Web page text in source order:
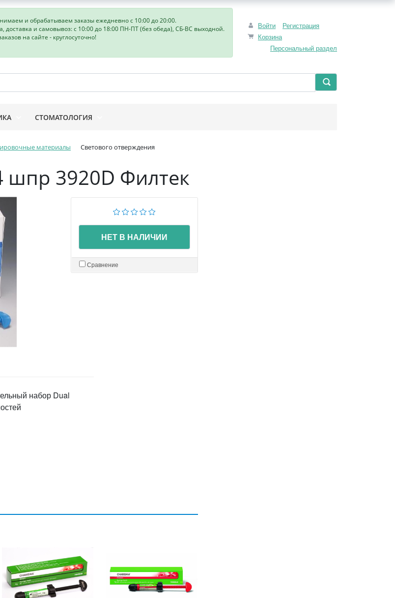
Войти
Регистрация
Корзина
Персональный раздел
и обрабатываем заказы ежедневно с 10:00 до 20:00.
доставка и самовывоз: с 10:00 до 18:00 ПН-ПТ (без обеда), СБ-ВС выходной.
на сайте - круглосуточно!
СТОМАТОЛОГИЯ
материалы Светового отверждения
шпр 3920D Филтек
НЕТ В НАЛИЧИИ
Сравнение
набор Dual